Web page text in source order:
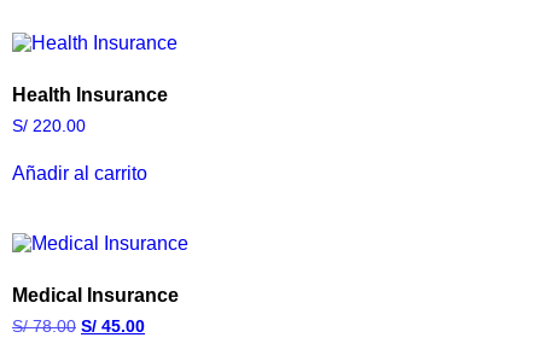
Health Insurance
S/ 220.00
Añadir al carrito
Medical Insurance
S/78.00 S/ 45.00